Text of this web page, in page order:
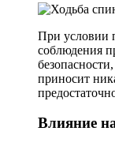
При условии
соблюдения
приносит
Влияние